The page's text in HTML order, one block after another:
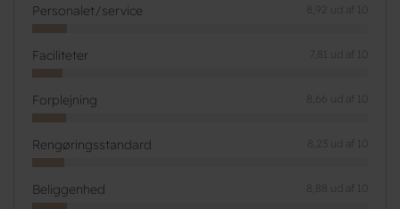
Personalet/service 8,92 ud af 10
Faciliteter 7,81 ud af 10
Forplejning 8,66 ud af 10
Rengøringsstandard 8,23 ud af 10
Beliggenhed 8,88 ud af 10